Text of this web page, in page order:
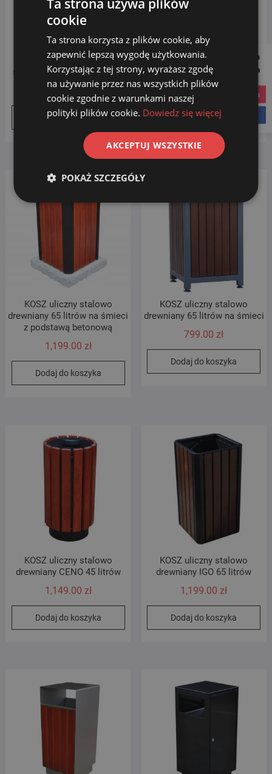
KOSZ parkowy 35 litrów na
śmieci – uliczny, osiedlowy
519.00zł
Dodaj do koszyka
KOSZ parkowy 60 litrów na
śmieci – uliczny, osiedlowy
1,099.00
Dodaj do koszyka
KOSZ uliczny stalowo
drewniany 65 litrów na śmieci
z podstawą betonową
1,199.00 zł
Dodaj do koszyka
KOSZ uliczny stalowo
drewniany 65 litrów na śmieci
799.00zł
Dodaj do koszyka
KOSZ uliczny stalowo
drewniany CENO 45 litrów
1,149.00 zł
Dodaj do koszyka
KOSZ uliczny stalowo
drewniany IGO 65 litrów
1,199.00 zł
Dodaj do koszyka
Follow us on
Social Media
instagram
Ta strona używa plików
cookie
Ta strona korzysta z plików cookie, aby
zapewnić lepszą wygodę użytkowania.
Korzystając z tej strony, wyrażasz zgodę
na używanie przez nas wszystkich plików
cookie zgodnie z warunkami naszej
polityki plików cookie. Dowiedz się więcej
AKCEPTUJ WSZYSTKIE
POKAŻ SZCZEGÓŁY